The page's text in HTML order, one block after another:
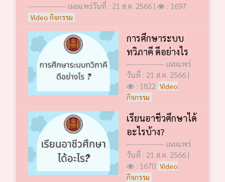
--------------- เผยแพร่วันที่ : 21 ส.ค. 2566 | : 1697
Video กิจกรรม
การศึกษาระบบ
ทวิภาคี ดีอย่างไร
--------------- เผยแพร่
วันที่ : 21 ส.ค. 2566 |
: 1822 Video
กิจกรรม
เรียนอาชีวศึกษาได้
อะไรบ้าง?
--------------- เผยแพร่
วันที่ : 21 ส.ค. 2566 |
: 1670 Video
กิจกรรม